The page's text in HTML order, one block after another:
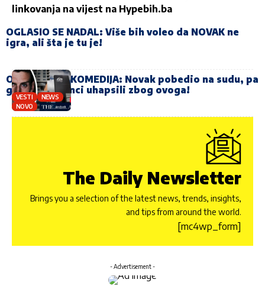
linkovanja na vijest na Hypebih.ba
OGLASIO SE NADAL: Više bih voleo da NOVAK ne
igra, ali šta je tu je!
VESTI
NEWS
NOVO
OVO JE TRAGIKOMEDIJA: Novak pobedio na sudu, pa
ga Australijanci uhapsili zbog ovoga!
The Daily Newsletter
Brings you a selection of the latest news, trends, insights,
and tips from around the world.
[mc4wp_form]
- Advertisement -